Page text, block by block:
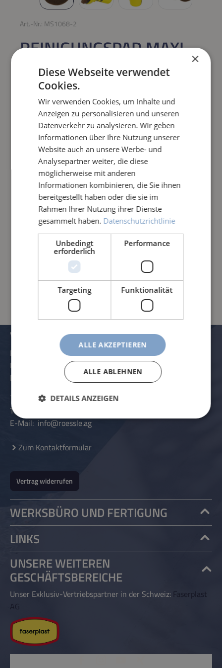
Art.-Nr.: MS1068-2
REINIGUNGSPAD MAXI
BRAUN / EXTRA HART
Regulärer Preis:
10,50 €
Preise inkl. MwSt. zzgl. Versandkosten
Sofort verfügbar,Lieferzeit: 1-3 Tage
Produkt Anzahl: Gib den gewünschten
IN DEN WARENKORB
Frage zum Artikel
PRODUKTINFORMATIONEN
VERWALTUNG UND KONTAKTDATEN
Rössle AG
Pater-Hartmann-Straße 23
D-87616 Marktoberdorf
Telefon:+49 (0) 8342 - 70 59 5-0
Telefax:
E-Mail: info@roessle.ag
Zum Kontaktformular
Vertrag widerrufen
WERKSBÜRO UND FERTIGUNG
LINKS
UNSERE WEITEREN
GESCHÄFTSBEREICHE
Unser Exklusiv-Vertriebspartner in der Schweiz: Faserplast
AG
×
Diese Webseite verwendet
Cookies.
Wir verwenden Cookies, um Inhalte und
Anzeigen zu personalisieren und unseren
Datenverkehr zu analysieren. Wir geben
Informationen über Ihre Nutzung unserer
Website auch an unsere Werbe- und
Analysepartner weiter, die diese
möglicherweise mit anderen
Informationen kombinieren, die Sie ihnen
bereitgestellt haben oder die sie im
Rahmen Ihrer Nutzung ihrer Dienste
gesammelt haben. Datenschutzrichtlinie
Unbedingt
erforderlich
Performance
Targeting Funktionalität
ALLE AKZEPTIEREN
ALLE ABLEHNEN
DETAILS ANZEIGEN